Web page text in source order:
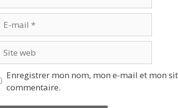
mail
web
Enregistrer mon nom, mon e-mail et mon
commentaire.